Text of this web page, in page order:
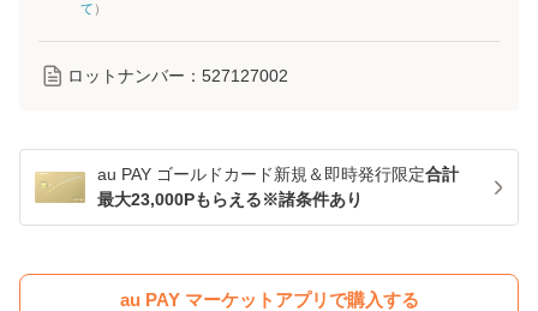
て ）
ロットナンバー： 527127002
au PAY ゴールドカード新規＆即時発行限定合計
最大23,000Pもらえる※諸条件あり
au PAY マーケットアプリで購入する